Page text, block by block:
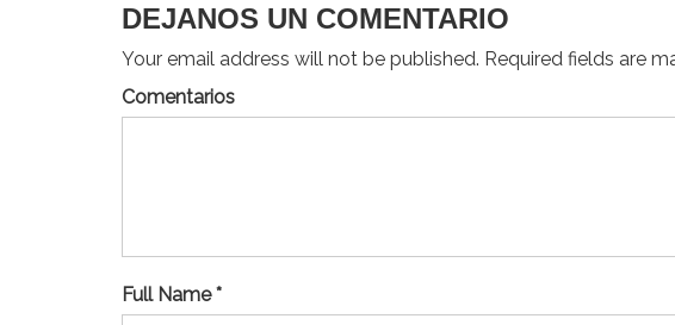
DEJANOS UN COMENTARIO
Your email address will not be published. Required fields are
Comentarios
Full Name *